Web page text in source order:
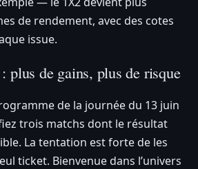
de rendement, avec des cotes
issue.
plus de gains, plus de risque
de la journée du 13 juin
trois matchs dont le résultat
La tentation est forte de les
ticket. Bienvenue dans l’univers